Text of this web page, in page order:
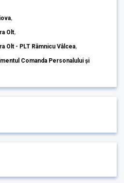
,
Olt,
Olt - PLT Râmnicu Vâlcea,
Comanda Personalului și